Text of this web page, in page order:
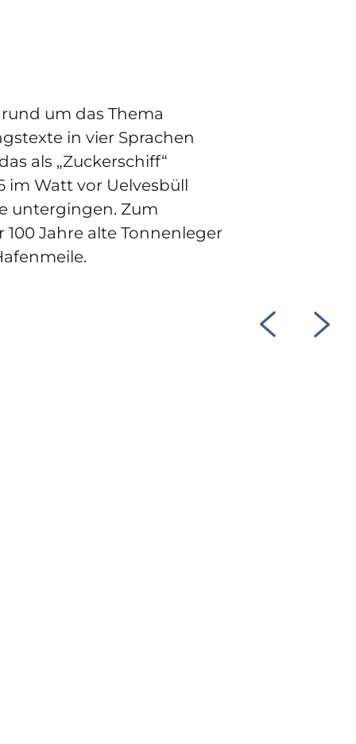
um das Thema
in vier Sprachen
als „Zuckerschiff“
im Watt vor Uelvesbüll
untergingen. Zum
Jahre alte Tonnenleger